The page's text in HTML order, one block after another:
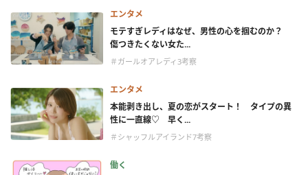
エンタメ
モテすぎレディはなぜ、男性の心を掴むのか？
傷つきたくない女た...
＃ガールオアレディ3考察
エンタメ
本能剥き出し、夏の恋がスタート！ タイプの異
性に一直線♡ 早く...
＃シャッフルアイランド7考察
働く